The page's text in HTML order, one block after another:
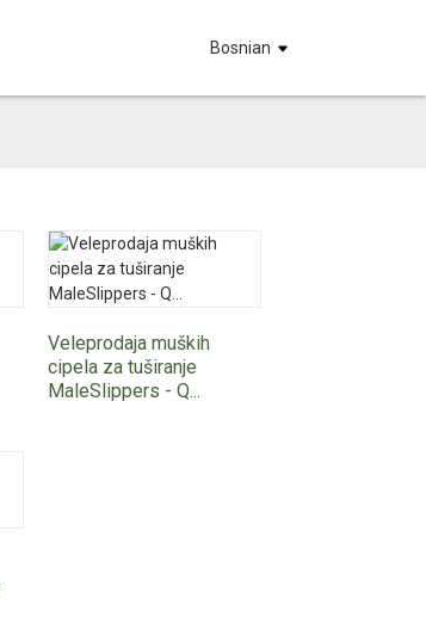
Bosnian
Veleprodaja muških
cipela za tuširanje
MaleSlippers - Q...